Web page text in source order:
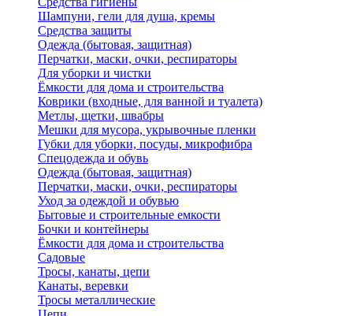
Шампуни, гели для душа, кремы
Средства защиты
Одежда (бытовая, защитная)
Перчатки, маски, очки, респираторы
Для уборки и чистки
Ёмкости для дома и строительства
Коврики (входные, для ванной и туалета)
Метлы, щетки, швабры
Мешки для мусора, укрывочные пленки
Губки для уборки, посуды, микрофибра
Спецодежда и обувь
Одежда (бытовая, защитная)
Перчатки, маски, очки, респираторы
Уход за одеждой и обувью
Бытовые и строительные емкости
Бочки и контейнеры
Ёмкости для дома и строительства
Садовые
Тросы, канаты, цепи
Канаты, веревки
Тросы металлические